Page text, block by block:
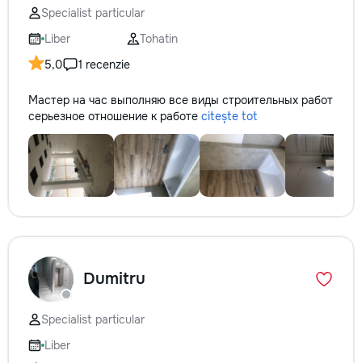
Specialist particular
Liber
Tohatin
5,0
1 recenzie
Мастер на час выполняю все виды строительных работ
серьезное отношение к работе citește tot
Dumitru
Specialist particular
Liber